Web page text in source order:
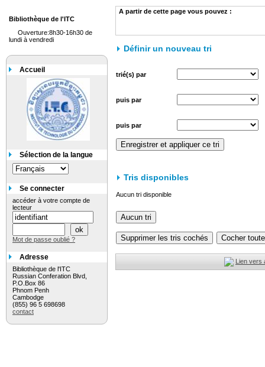
A partir de cette page vous pouvez :
Définir un nouveau tri
trié(s) par
puis par
puis par
Tris disponibles
Aucun tri disponible
Lien vers
Bibliothèque de l'ITC
Ouverture:8h30-16h30 de
lundi à vendredi
Accueil
Sélection de la langue
Se connecter
accéder à votre compte de
lecteur
Mot de passe oublié ?
Adresse
Bibliothèque de l'ITC
Russian Conferation Blvd,
P.O.Box 86
Phnom Penh
Cambodge
(855) 96 5 698698
contact